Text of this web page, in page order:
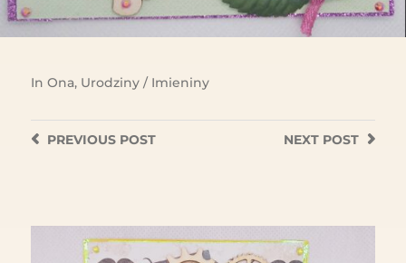
In Ona, Urodziny / Imieniny
NEXT POST
PREVIOUSPOST